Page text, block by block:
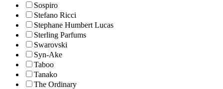
Sospiro
Stefano Ricci
Stephane Humbert Lucas
Sterling Parfums
Swarovski
Syn-Ake
Taboo
Tanako
The Ordinary